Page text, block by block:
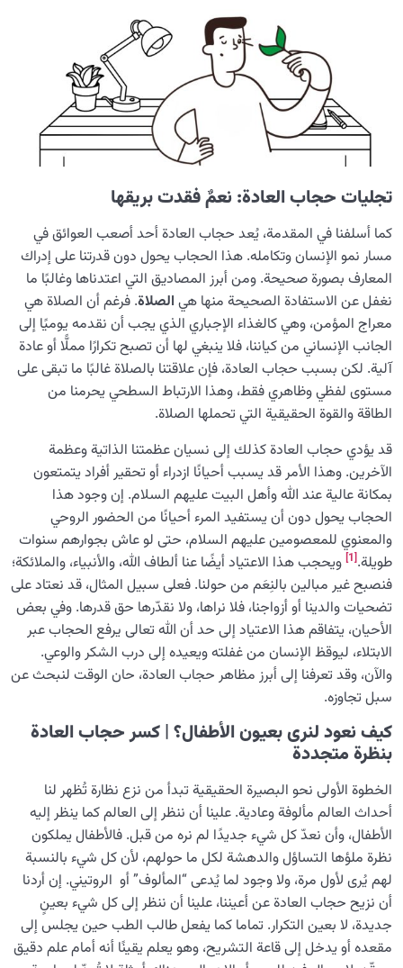
ما سبب تفاوت درجة التمتع بالجنة بين الأفراد؟ وما العامل
المحدد لجودتها؟
سمات الامتحانات الإلهية: لماذا لا نعتبر البلايا ظلماً؟؟
أين عدالة الله؟! أشكّ في عدالة الله!
من أين ينشأ الفرق بين الجاهل والعاقل؟
ماذا هي نسبية الزمن؟ هل الزمن حقيقة مطلقة أم أمر يرتبط
بعالم المادة؟
فرص نادرة في الحياة بمثابة أرحام للنمو والارتقاء
ماهية رياضيات الزمن؛ هل هناك قواعد خاصة لـ.الزمان
بوصفه رحماً؟
الغفلة عن الفرص الذهبية والأزمنة؛ نتائجها وسبل الوقاية منها
ما هو الرحم المكاني، وكيف يمكن أن يُسهم في تصحيح
الماضي وتغيير مسار الحياة؟
الأستاذ بوصفه رحماً: ضرورة وجود الأستاذ في مسيرتنا
الإنسانية
ما معنى قوس الصعود وقوس النزول في نفسي الأستاذ
والتلميذ؟
الحجب الظلمانية والنورانية؛ كأكبر عوائق الاتصال بعالم الملكوت
الشيطان… العدوّ المبين
الأمراض الخفية للروح
معرفة الجنة والنار 0/22
النظرة الأبدية والاستعداد للآخرة 0/14
من الخيال إلى سلامة القلب 0/31
الإنسان محور الخلق 0/9
رؤية عالم الغيب 0/9
تجليات حجاب العادة: نعمٌ فقدت بريقها
كما أسلفنا في المقدمة، يُعد حجاب العادة أحد أصعب العوائق في
مسار نمو الإنسان وتكامله. هذا الحجاب يحول دون قدرتنا على إدراك
المعارف بصورة صحيحة. ومن أبرز المصاديق التي اعتدناها وغالبًا ما
نغفل عن الاستفادة الصحيحة منها هي الصلاة. فرغم أن الصلاة هي
معراج المؤمن، وهي كالغذاء الإجباري الذي يجب أن نقدمه يوميًا إلى
الجانب الإنساني من كياننا، فلا ينبغي لها أن تصبح تكرارًا مملًّا أو عادة
آلية. لكن بسبب حجاب العادة، فإن علاقتنا بالصلاة غالبًا ما تبقى على
مستوى لفظي وظاهري فقط، وهذا الارتباط السطحي يحرمنا من
الطاقة والقوة الحقيقية التي تحملها الصلاة.
قد يؤدي حجاب العادة كذلك إلى نسيان عظمتنا الذاتية وعظمة
الآخرين. وهذا الأمر قد يسبب أحيانًا ازدراء أو تحقير أفراد يتمتعون
بمكانة عالية عند الله وأهل البيت عليهم السلام. إن وجود هذا
الحجاب يحول دون أن يستفيد المرء أحيانًا من الحضور الروحي
والمعنوي للمعصومين عليهم السلام، حتى لو عاش بجوارهم سنوات
طويلة.[1]
ويحجب هذا الاعتياد أيضًا عنا ألطاف الله، والأنبياء، والملائكة؛
فنصبح غير مبالين بالنِعَم من حولنا. فعلى سبيل المثال، قد نعتاد على
تضحيات والدينا أو أزواجنا، فلا نراها، ولا نقدّرها حق قدرها. وفي بعض
الأحيان، يتفاقم هذا الاعتياد إلى حد أن الله تعالى يرفع الحجاب عبر
الابتلاء، ليوقظ الإنسان من غفلته ويعيده إلى درب الشكر والوعي.
والآن، وقد تعرفنا إلى أبرز مظاهر حجاب العادة، حان الوقت لنبحث عن
سبل تجاوزه.
كيف نعود لنرى بعيون الأطفال؟| كسر حجاب العادة
بنظرة متجددة
الخطوة الأولى نحو البصيرة الحقيقية تبدأ من نزع نظارة تُظهر لنا
أحداث العالم مألوفة وعادية. علينا أن ننظر إلى العالم كما ينظر إليه
الأطفال، وأن نعدّ كل شيء جديدًا لم نره من قبل. فالأطفال يملكون
نظرة ملؤها التساؤل والدهشة لكل ما حولهم، لأن كل شيء بالنسبة
لهم يُرى لأول مرة، ولا وجود لما يُدعى “المألوف” أو الروتيني. إن أردنا
أن نزيح حجاب العادة عن أعيننا، علينا أن ننظر إلى كل شيء بعينٍ
جديدة، لا بعين التكرار. تماما كما يفعل طالب الطب حين يجلس إلى
مقعده أو يدخل إلى قاعة التشريح، وهو يعلم يقينًا أنه أمام علم دقيق